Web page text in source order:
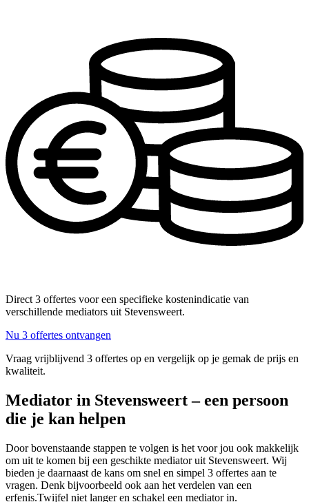
Direct 3 offertes voor een specifieke kostenindicatie van
verschillende mediators uit Stevensweert.
Nu 3 offertes ontvangen
Vraag vrijblijvend 3 offertes op en vergelijk op je gemak de prijs en
kwaliteit.
Mediator in Stevensweert – een persoon
die je kan helpen
Door bovenstaande stappen te volgen is het voor jou ook makkelijk
om uit te komen bij een geschikte mediator uit Stevensweert. Wij
bieden je daarnaast de kans om snel en simpel 3 offertes aan te
vragen. Denk bijvoorbeeld ook aan het verdelen van een
erfenis.Twijfel niet langer en schakel een mediator in.